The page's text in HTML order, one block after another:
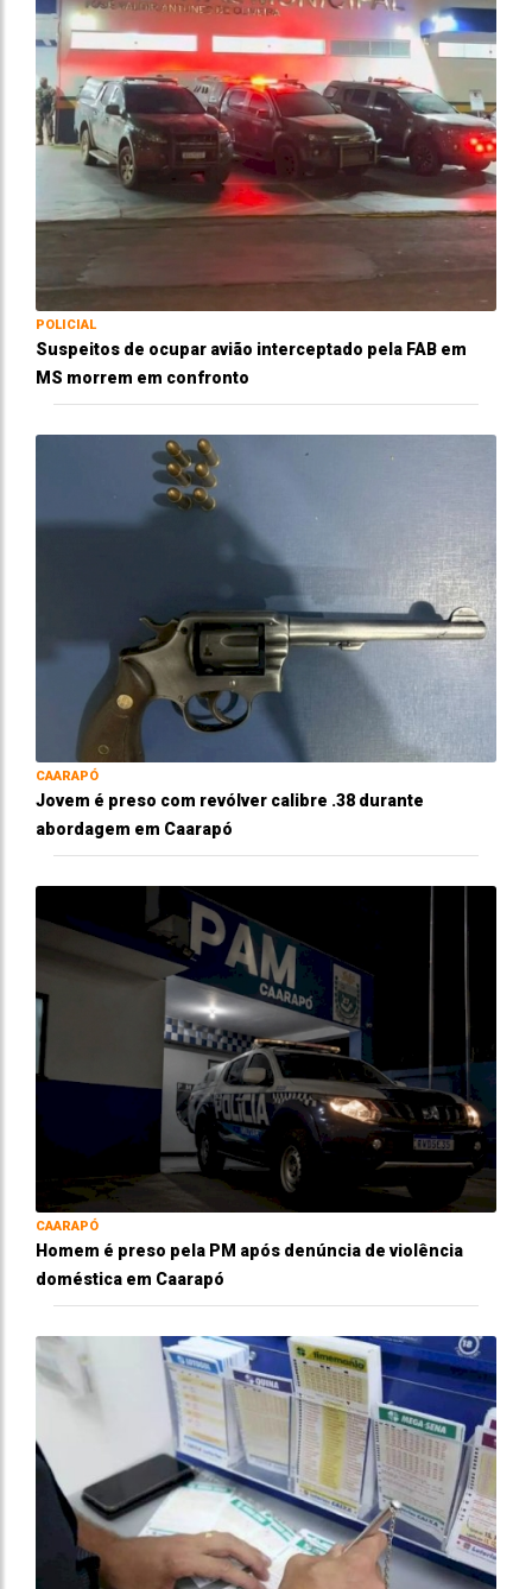
POLICIAL
Suspeitos de ocupar avião interceptado pela FAB em
MS morrem em confronto
CAARAPÓ
Jovem é preso com revólver calibre .38 durante
abordagem em Caarapó
CAARAPÓ
Homem é preso pela PM após denúncia de violência
doméstica em Caarapó